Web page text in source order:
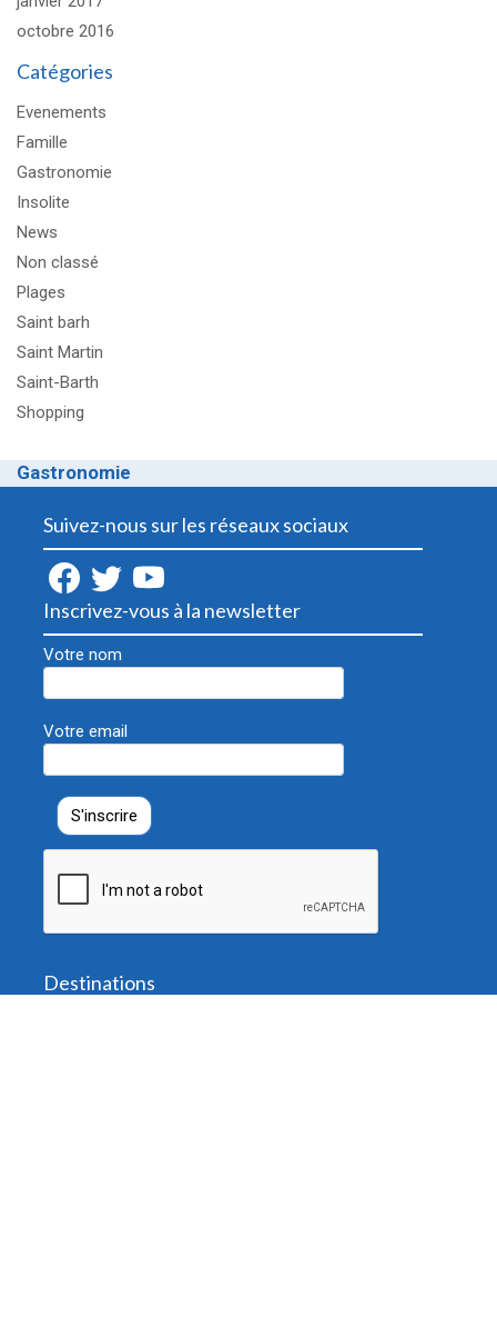
octobre 2016
Catégories
Evenements
Famille
Gastronomie
Insolite
News
Non classé
Plages
Saint barh
Saint Martin
Saint-Barth
Shopping
Gastronomie
Suivez-nous sur les réseaux sociaux
Inscrivez-vous à la newsletter
Votre nom
Votre email
Destinations